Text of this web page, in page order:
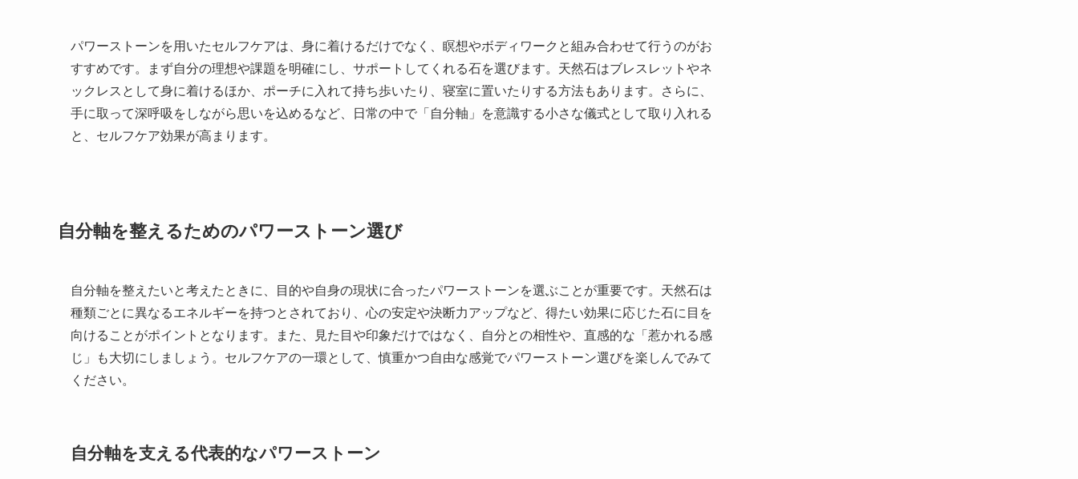
パワーストーンを用いたセルフケアは、身に着けるだけでなく、瞑想やボディワークと組み合わせて行うのがお
すすめです。まず自分の理想や課題を明確にし、サポートしてくれる石を選びます。天然石はブレスレットやネ
ックレスとして身に着けるほか、ポーチに入れて持ち歩いたり、寝室に置いたりする方法もあります。さらに、
手に取って深呼吸をしながら思いを込めるなど、日常の中で「自分軸」を意識する小さな儀式として取り入れる
と、セルフケア効果が高まります。
自分軸を整えるためのパワーストーン選び
自分軸を整えたいと考えたときに、目的や自身の現状に合ったパワーストーンを選ぶことが重要です。天然石は
種類ごとに異なるエネルギーを持つとされており、心の安定や決断力アップなど、得たい効果に応じた石に目を
向けることがポイントとなります。また、見た目や印象だけではなく、自分との相性や、直感的な「惹かれる感
じ」も大切にしましょう。セルフケアの一環として、慎重かつ自由な感覚でパワーストーン選びを楽しんでみて
ください。
自分軸を支える代表的なパワーストーン